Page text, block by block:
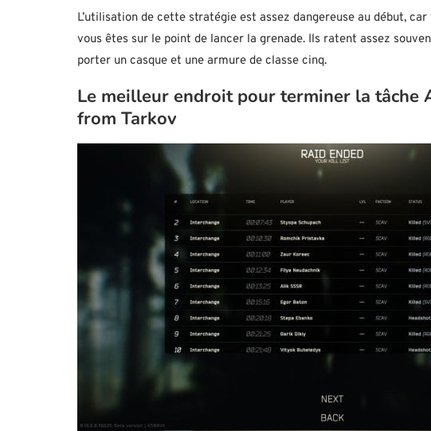
L’utilisation de cette stratégie est assez dangereuse au début,
vous êtes sur le point de lancer la grenade. Ils ratent assez
porter un casque et une armure de classe cinq.
Le meilleur endroit pour terminer la tâche
from Tarkov